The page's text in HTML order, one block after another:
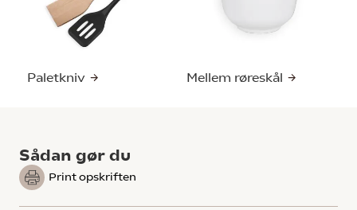
Paletkniv Mellem røreskål
Sådan gør du
Print opskriften